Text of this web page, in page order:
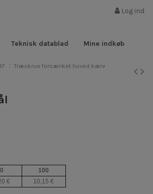
Log ind
Teknisk datablad Mine indkøb
Træskrue forsænket hoved kærv
100
€ 10,15 €